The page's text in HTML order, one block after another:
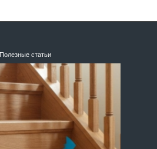
Полезные статьи